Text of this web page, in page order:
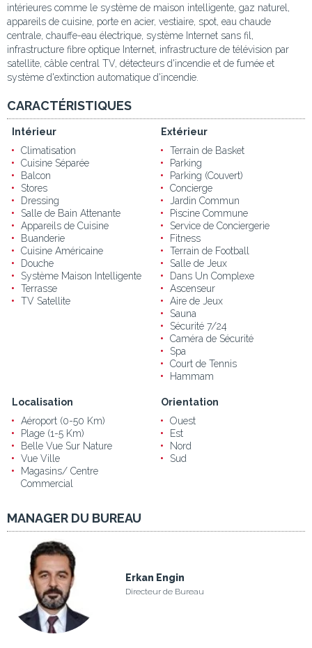
intérieures comme le système de maison intelligente, gaz naturel,
appareils de cuisine, porte en acier, vestiaire, spot, eau chaude
centrale, chauffe-eau électrique, système Internet sans fil,
infrastructure fibre optique Internet, infrastructure de télévision par
satellite, câble central TV, détecteurs d'incendie et de fumée et
système d'extinction automatique d'incendie.
CARACTÉRISTIQUES
Intérieur
Climatisation
Cuisine Séparée
Balcon
Stores
Dressing
Salle de Bain Attenante
Appareils de Cuisine
Buanderie
Cuisine Américaine
Douche
Système Maison Intelligente
Terrasse
TV Satellite
Extérieur
Terrain de Basket
Parking
Parking (Couvert)
Concierge
Jardin Commun
Piscine Commune
Service de Conciergerie
Fitness
Terrain de Football
Salle de Jeux
Dans Un Complexe
Ascenseur
Aire de Jeux
Sauna
Sécurité 7/24
Caméra de Sécurité
Spa
Court de Tennis
Hammam
Localisation
Aéroport (0-50 Km)
Plage (1-5 Km)
Belle Vue Sur Nature
Vue Ville
Magasins/ Centre
Commercial
Orientation
Ouest
Est
Nord
Sud
MANAGER DU BUREAU
Erkan Engin
Directeur de Bureau